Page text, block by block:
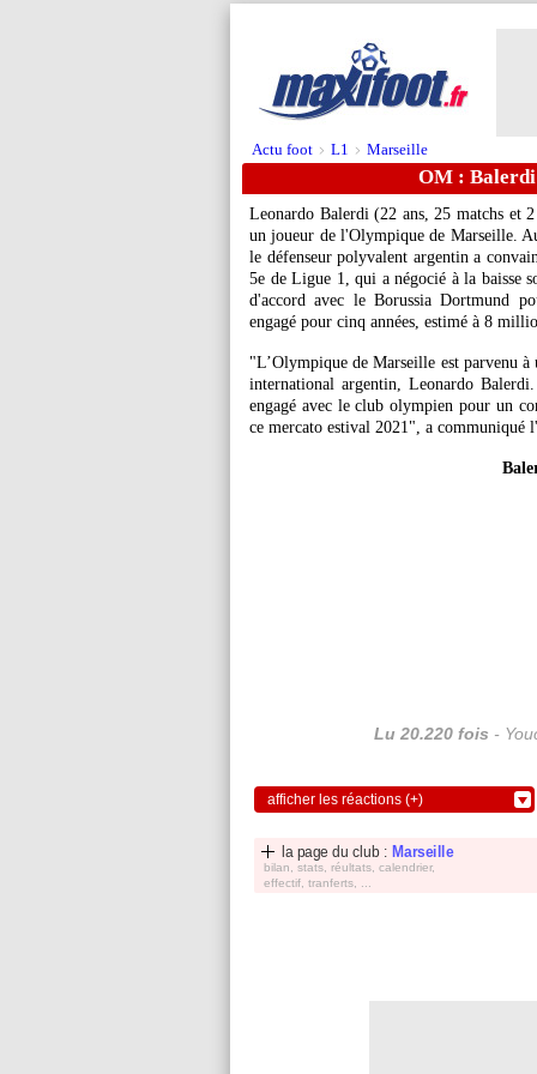
Actu foot > L1 > Marseille
OM :
Leonardo Balerdi (22 ans, 25 matchs et
un joueur de l'Olympique de Marseille.
le défenseur polyvalent argentin a
5e de Ligue 1, qui a négocié à la baisse
d'accord avec le Borussia Dortmund
engagé pour cinq années, estimé à 8
"L’Olympique de Marseille est parvenu
international argentin, Leonardo
engagé avec le club olympien pour un
ce mercato estival 2021", a
Lu 20.220 fois -
afficher les réactions (+)
la page du club : Marseille
bilan, stats, réultats, calendrier,
effectif, tranferts, ...